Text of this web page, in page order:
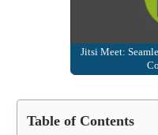
Jitsi Meet:
Table of Contents